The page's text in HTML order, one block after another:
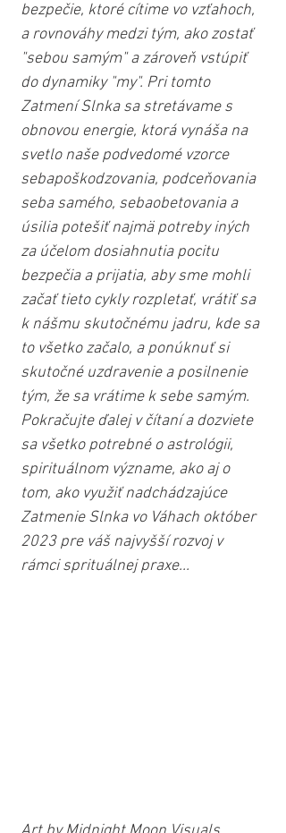
bezpečie, ktoré cítime vo vzťahoch,
a rovnováhy medzi tým, ako zostať
"sebou samým" a zároveň vstúpiť
do dynamiky "my". Pri tomto
Zatmení Slnka sa stretávame s
obnovou energie, ktorá vynáša na
svetlo naše podvedomé vzorce
sebapoškodzovania, podceňovania
seba samého, sebaobetovania a
úsilia potešiť najmä potreby iných
za účelom dosiahnutia pocitu
bezpečia a prijatia, aby sme mohli
začať tieto cykly rozpletať, vrátiť sa
k nášmu skutočnému jadru, kde sa
to všetko začalo, a ponúknuť si
skutočné uzdravenie a posilnenie
tým, že sa vrátime k sebe samým.
Pokračujte ďalej v čítaní a dozviete
sa všetko potrebné o astrológii,
spirituálnom význame, ako aj o
tom, ako využiť nadchádzajúce
Zatmenie Slnka vo Váhach október
2023 pre váš najvyšší rozvoj v
rámci sprituálnej praxe...